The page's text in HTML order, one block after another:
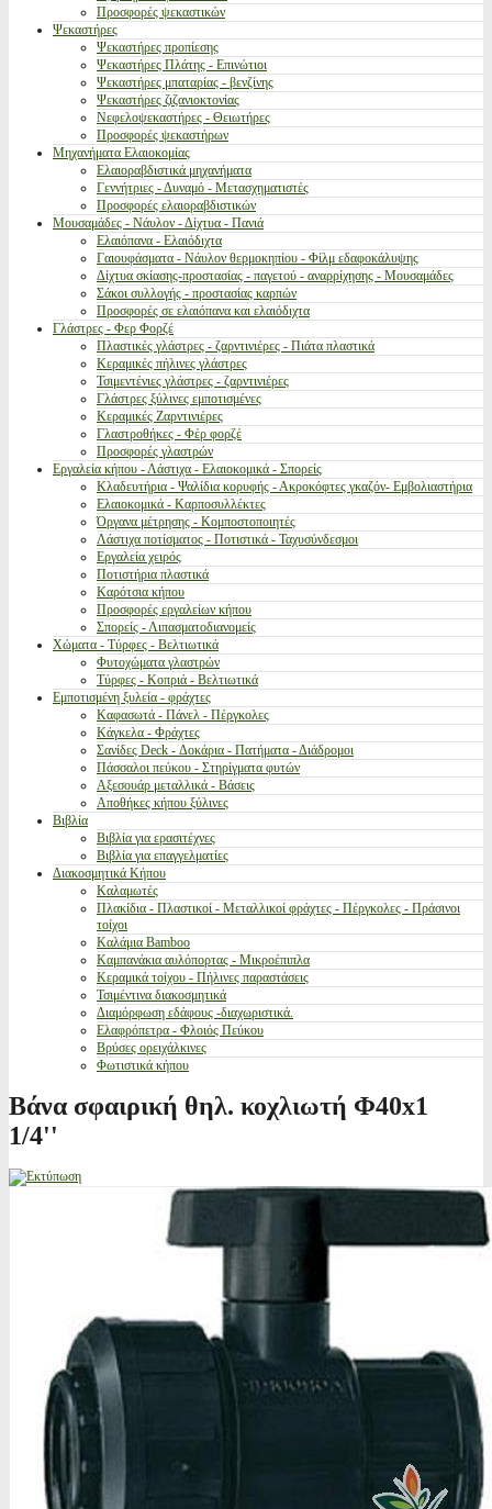
Προσφορές ψεκαστικών
Ψεκαστήρες
Ψεκαστήρες προπίεσης
Ψεκαστήρες Πλάτης - Επινώτιοι
Ψεκαστήρες μπαταρίας - βενζίνης
Ψεκαστήρες ζιζανιοκτονίας
Νεφελοψεκαστήρες - Θειωτήρες
Προσφορές ψεκαστήρων
Μηχανήματα Ελαιοκομίας
Ελαιοραβδιστικά μηχανήματα
Γεννήτριες - Δυναμό - Μετασχηματιστές
Προσφορές ελαιοραβδιστικών
Μουσαμάδες - Νάυλον - Δίχτυα - Πανιά
Ελαιόπανα - Ελαιόδιχτα
Γαιουφάσματα - Νάυλον θερμοκηπίου - Φίλμ εδαφοκάλυψης
Δίχτυα σκίασης-προστασίας - παγετού - αναρρίχησης - Μουσαμάδες
Σάκοι συλλογής - προστασίας καρπών
Προσφορές σε ελαιόπανα και ελαιόδιχτα
Γλάστρες - Φερ Φορζέ
Πλαστικές γλάστρες - ζαρντινιέρες - Πιάτα πλαστικά
Κεραμικές πήλινες γλάστρες
Τσιμεντένιες γλάστρες - ζαρντινιέρες
Γλάστρες ξύλινες εμποτισμένες
Κεραμικές Ζαρντινιέρες
Γλαστροθήκες - Φέρ φορζέ
Προσφορές γλαστρών
Εργαλεία κήπου - Λάστιχα - Ελαιοκομικά - Σπορείς
Κλαδευτήρια - Ψαλίδια κορυφής - Ακροκόφτες γκαζόν- Εμβολιαστήρια
Ελαιοκομικά - Καρποσυλλέκτες
Όργανα μέτρησης - Κομποστοποιητές
Λάστιχα ποτίσματος - Ποτιστικά - Ταχυσύνδεσμοι
Εργαλεία χειρός
Ποτιστήρια πλαστικά
Καρότσια κήπου
Προσφορές εργαλείων κήπου
Σπορείς - Λιπασματοδιανομείς
Χώματα - Τύρφες - Βελτιωτικά
Φυτοχώματα γλαστρών
Τύρφες - Κοπριά - Βελτιωτικά
Εμποτισμένη ξυλεία - φράχτες
Καφασωτά - Πάνελ - Πέργκολες
Κάγκελα - Φράχτες
Σανίδες Deck - Δοκάρια - Πατήματα - Διάδρομοι
Πάσσαλοι πεύκου - Στηρίγματα φυτών
Αξεσουάρ μεταλλικά - Βάσεις
Αποθήκες κήπου ξύλινες
Βιβλία
Βιβλία για ερασιτέχνες
Βιβλία για επαγγελματίες
Διακοσμητικά Κήπου
Καλαμωτές
Πλακίδια - Πλαστικοί - Μεταλλικοί φράχτες - Πέργκολες - Πράσινοι
τοίχοι
Καλάμια Bamboo
Καμπανάκια αυλόπορτας - Μικροέπιπλα
Κεραμικά τοίχου - Πήλινες παραστάσεις
Τσιμέντινα διακοσμητικά
Διαμόρφωση εδάφους -διαχωριστικά.
Ελαφρόπετρα - Φλοιός Πεύκου
Βρύσες ορειχάλκινες
Φωτιστικά κήπου
Βάνα σφαιρική θηλ. κοχλιωτή Φ40x1
1/4''